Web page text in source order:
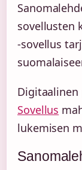
sovellusten
-sovellus
Digitaalinen
Sovellus
lukemisen